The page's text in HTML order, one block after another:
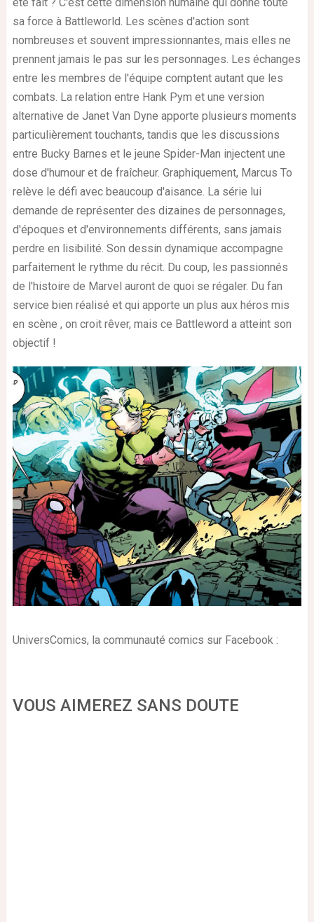
été fait ? C'est cette dimension humaine qui donne toute
sa force à Battleworld. Les scènes d'action sont
nombreuses et souvent impressionnantes, mais elles ne
prennent jamais le pas sur les personnages. Les échanges
entre les membres de l'équipe comptent autant que les
combats. La relation entre Hank Pym et une version
alternative de Janet Van Dyne apporte plusieurs moments
particulièrement touchants, tandis que les discussions
entre Bucky Barnes et le jeune Spider-Man injectent une
dose d'humour et de fraîcheur. Graphiquement, Marcus To
relève le défi avec beaucoup d'aisance. La série lui
demande de représenter des dizaines de personnages,
d'époques et d'environnements différents, sans jamais
perdre en lisibilité. Son dessin dynamique accompagne
parfaitement le rythme du récit. Du coup, les passionnés
de l'histoire de Marvel auront de quoi se régaler. Du fan
service bien réalisé et qui apporte un plus aux héros mis
en scène , on croit rêver, mais ce Battleword a atteint son
objectif !
UniversComics, la communauté comics sur Facebook :
VOUS AIMEREZ SANS DOUTE